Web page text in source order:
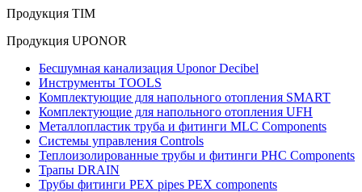
Продукция TIM
Продукция UPONOR
Бесшумная канализация Uponor Decibel
Инструменты TOOLS
Комплектующие для напольного отопления SMART
Комплектующие для напольного отопления UFH
Металлопластик труба и фитинги MLC Components
Системы управления Controls
Теплоизолированные трубы и фитинги PHC Components
Трапы DRAIN
Трубы фитинги PEX pipes PEX components